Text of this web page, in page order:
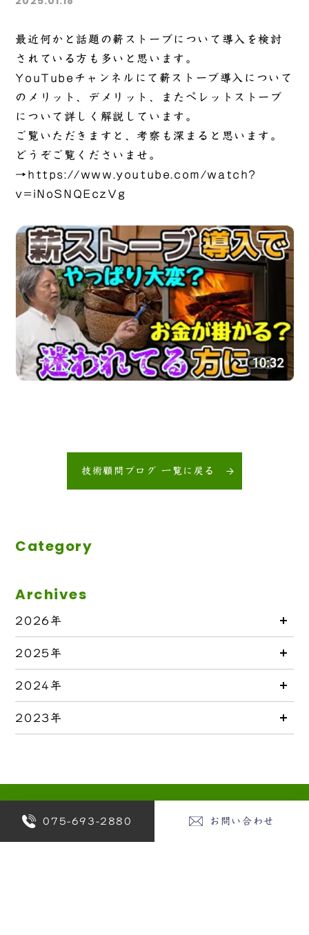
最近何かと話題の薪ストーブについて導入を検討
されている方も多いと思います。
YouTubeチャンネルにて薪ストーブ導入について
のメリット、デメリット、またペレットストーブ
について詳しく解説しています。
ご覧いただきますと、考察も深まると思います。
どうぞご覧くださいませ。
→ https://www.youtube.com/watch?
v=iNoSNQEczVg
技術顧問ブログ 一覧に戻る
Category
Archives
2026年
2025年
2024年
2023年
075-693-2880 お問い合わせ